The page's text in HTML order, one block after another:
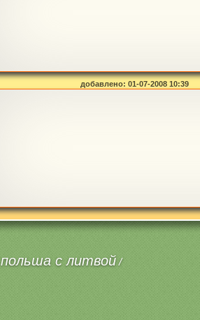
добавлено: 01-07-2008 10:39
польша с литвой /